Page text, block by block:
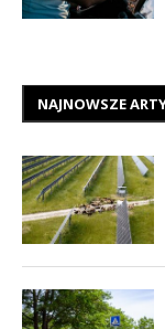
NAJNOWSZE